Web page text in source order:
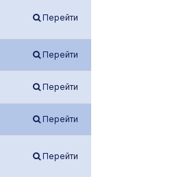
Перейти
Перейти
Перейти
Перейти
Перейти